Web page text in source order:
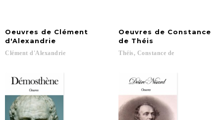
Oeuvres de Clément
d'Alexandrie
Clément d'Alexandrie
Oeuvres de Constance
de Théis
Théis, Constance de